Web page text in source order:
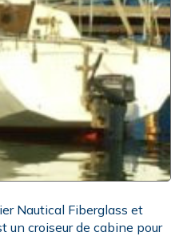
Nautical Fiberglass et
un croiseur de cabine pour